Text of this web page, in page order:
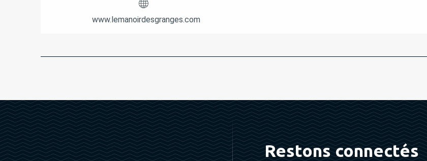
www.lemanoirdesgranges.com
Restons connectés